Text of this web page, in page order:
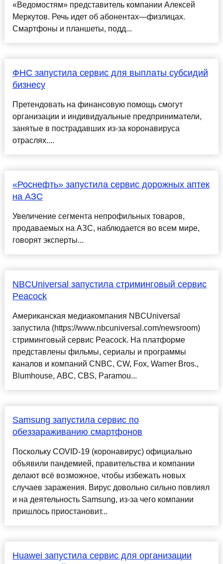
«Ведомостям» представитель компании Алексей
Меркутов. Речь идет об абонентах—физлицах.
Смартфоны и планшеты, подд...
ФНС запустила сервис для выплаты субсидий
бизнесу
Претендовать на финансовую помощь смогут
организации и индивидуальные предприниматели,
занятые в пострадавших из-за коронавируса
отраслях....
«Роснефть» запустила сервис дорожных аптек
на АЗС
Увеличение сегмента непрофильных товаров,
продаваемых на АЗС, наблюдается во всем мире,
говорят эксперты...
NBCUniversal запустила стриминговый сервис
Peacock
Американская медиакомпания NBCUniversal
запустила (https://www.nbcuniversal.com/newsroom)
стриминговый сервис Peacock. На платформе
представлены фильмы, сериалы и программы
каналов и компаний CNBC, CW, Fox, Warner Bros.,
Blumhouse, ABC, CBS, Paramou...
Samsung запустила сервис по
обеззараживанию смартфонов
Поскольку COVID-19 (коронавирус) официально
объявили пандемией, правительства и компании
делают всё возможное, чтобы избежать новых
случаев заражения. Вирус довольно сильно повлиял
и на деятельность Samsung, из-за чего компании
пришлось приостановит...
Huawei запустила сервис для организации